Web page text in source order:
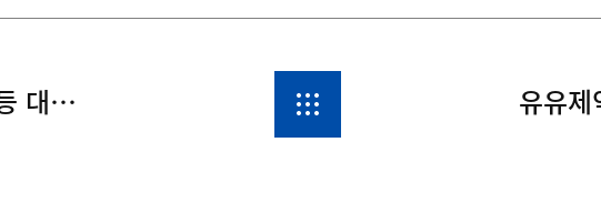
유유제약 백성욱 공장장 고용평등 대통령 표창